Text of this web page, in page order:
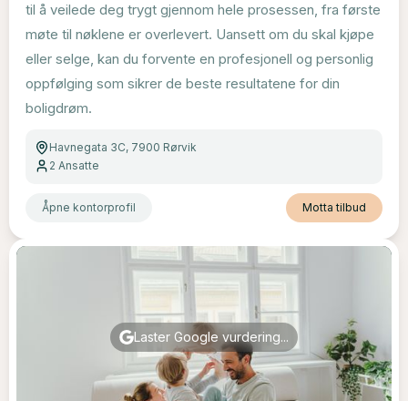
til å veilede deg trygt gjennom hele prosessen, fra første
møte til nøklene er overlevert. Uansett om du skal kjøpe
eller selge, kan du forvente en profesjonell og personlig
oppfølging som sikrer de beste resultatene for din
boligdrøm.
Havnegata 3C, 7900 Rørvik
2 Ansatte
Åpne kontorprofil Motta tilbud
Laster Google vurdering...